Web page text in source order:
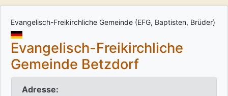
Evangelisch-Freikirchliche Gemeinde (EFG, Baptisten, Brüder)
Evangelisch-Freikirchliche
Gemeinde Betzdorf
Adresse: